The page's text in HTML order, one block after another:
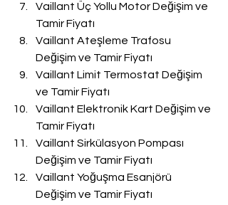
Vaillant Üç Yollu Motor Değişim ve
Tamir Fiyatı
Vaillant Ateşleme Trafosu
Değişim ve Tamir Fiyatı
Vaillant Limit Termostat Değişim
ve Tamir Fiyatı
Vaillant Elektronik Kart Değişim ve
Tamir Fiyatı
Vaillant Sirkülasyon Pompası
Değişim ve Tamir Fiyatı
Vaillant Yoğuşma Esanjörü
Değişim ve Tamir Fiyatı